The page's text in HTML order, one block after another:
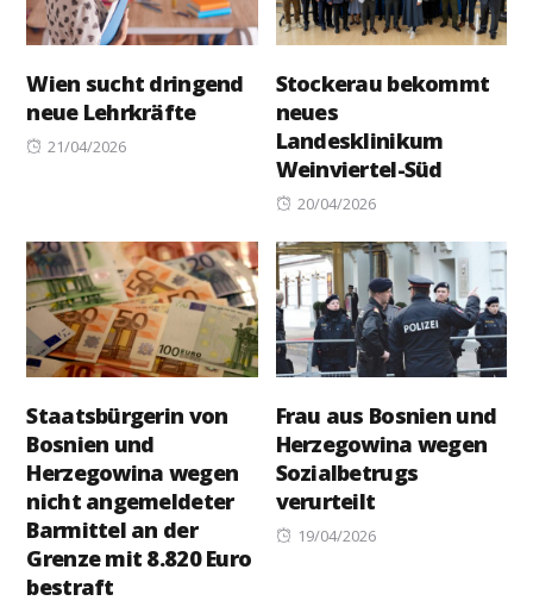
Wien sucht dringend
neue Lehrkräfte
Posted
21/04/2026
Stockerau bekommt
neues
Landesklinikum
Weinviertel-Süd
Posted
20/04/2026
Staatsbürgerin von
Bosnien und
Herzegowina wegen
nicht angemeldeter
Barmittel an der
Grenze mit 8.820 Euro
bestraft
Frau aus Bosnien und
Herzegowina wegen
Sozialbetrugs
verurteilt
Posted
19/04/2026